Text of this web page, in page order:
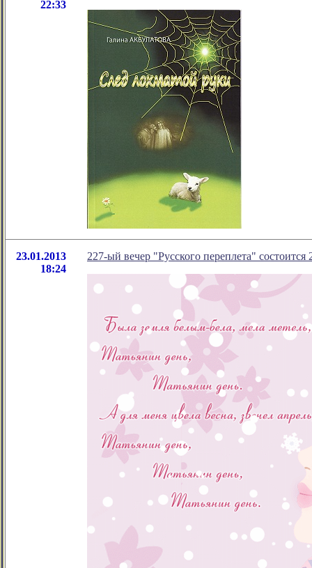
22:33
23.01.2013
18:24
227-ый вечер "Русского переплета" состоится